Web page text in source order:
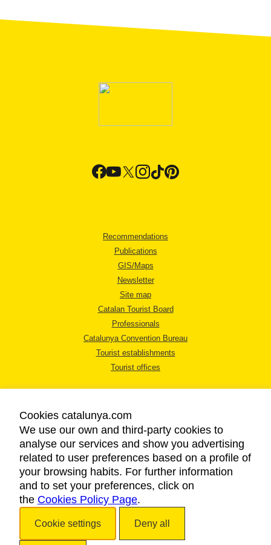
Recommendations
Publications
GIS/Maps
Newsletter
Site map
Catalan Tourist Board
Professionals
Catalunya Convention Bureau
Tourist establishments
Tourist offices
LEGAL NOTICE
PRIVACY POLICY
COOKIES POLICY
ACCESSIBILITY
Cookies catalunya.com
We use our own and third-party cookies to
analyse our services and show you advertising
related to user preferences based on a profile of
your browsing habits. For further information
and to set your preferences, click on
the Cookies Policy Page.
Cookie settings Deny all